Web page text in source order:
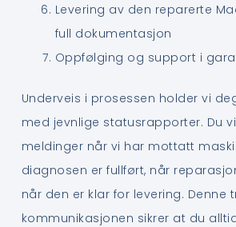
Levering av den reparerte
full dokumentasjon
Oppfølging og support i
Underveis i prosessen holder vi
med jevnlige statusrapporter. Du
meldinger når vi har mottatt
diagnosen er fullført, når
når den er klar for levering. Denne
kommunikasjonen sikrer at du